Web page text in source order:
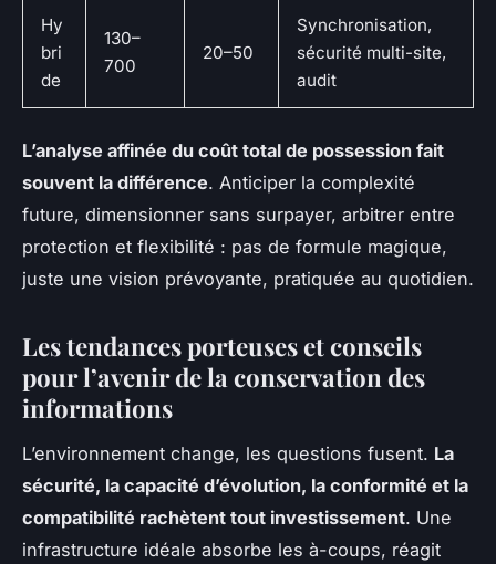
Hy
bri
de
130–
700
20–50
Synchronisation,
sécurité multi-site,
audit
L’analyse affinée du coût total de possession fait
souvent la différence. Anticiper la complexité
future, dimensionner sans surpayer, arbitrer entre
protection et flexibilité : pas de formule magique,
juste une vision prévoyante, pratiquée au quotidien.
Les tendances porteuses et conseils
pour l’avenir de la conservation des
informations
L’environnement change, les questions fusent. La
sécurité, la capacité d’évolution, la conformité et la
compatibilité rachètent tout investissement. Une
infrastructure idéale absorbe les à-coups, réagit